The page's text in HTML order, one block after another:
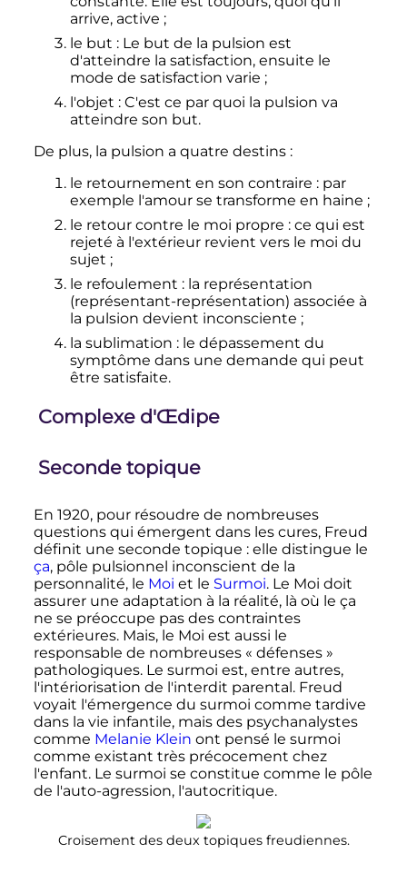
arrive, active ;
le but : Le but de la pulsion est
d'atteindre la satisfaction, ensuite le
mode de satisfaction varie ;
l'objet : C'est ce par quoi la pulsion va
atteindre son but.
De plus, la pulsion a quatre destins :
le retournement en son contraire : par
exemple l'amour se transforme en haine ;
le retour contre le moi propre : ce qui est
rejeté à l'extérieur revient vers le moi du
sujet ;
le refoulement : la représentation
(représentant-représentation) associée à
la pulsion devient inconsciente ;
la sublimation : le dépassement du
symptôme dans une demande qui peut
être satisfaite.
Complexe d'Œdipe
Seconde topique
En 1920, pour résoudre de nombreuses
questions qui émergent dans les cures, Freud
définit une seconde topique : elle distingue le
ça, pôle pulsionnel inconscient de la
personnalité, le Moi et le Surmoi. Le Moi doit
assurer une adaptation à la réalité, là où le ça
ne se préoccupe pas des contraintes
extérieures. Mais, le Moi est aussi le
responsable de nombreuses « défenses »
pathologiques. Le surmoi est, entre autres,
l'intériorisation de l'interdit parental. Freud
voyait l'émergence du surmoi comme tardive
dans la vie infantile, mais des psychanalystes
comme Melanie Klein ont pensé le surmoi
comme existant très précocement chez
l'enfant. Le surmoi se constitue comme le pôle
de l'auto-agression, l'autocritique.
Croisement des deux topiques freudiennes.